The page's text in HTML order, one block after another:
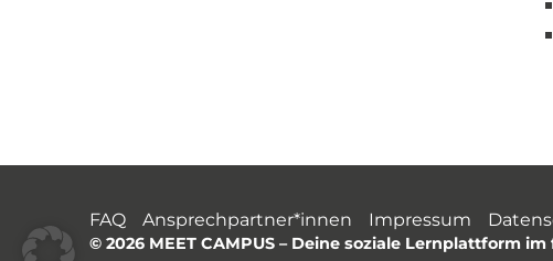
FAQ Ansprechpartner*innen Impressum
© 2026 MEET CAMPUS– Deine soziale Lernplattform